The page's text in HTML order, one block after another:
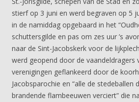
stierf op 3 juni en werd begraven op 5
in de namiddag opgebaard in het
schuttersgilde en pas om zes uur ’s
naar de Sint-Jacobskerk voor de
werd geopend door de vaandeldragers
verenigingen geflankeerd door de
Jacobsparochie en “alle de stedeballen
brandende flambeeuwen verciert” die